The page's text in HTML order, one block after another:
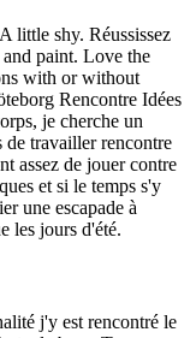
little shy. Réussissez
paint. Love the
with or without
Rencontre Idées
je cherche un
de travailler rencontre
assez de jouer contre
et si le temps s'y
une escapade à
les jours d'été.
j'y est rencontré le